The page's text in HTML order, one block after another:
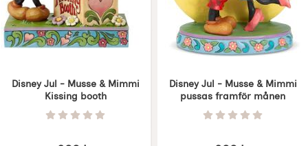
Disney Jul - Musse & Mimmi
Kissing booth
Art. nr 7494 Betyg: 0 Stjärnor av 5
Disney Jul - Musse & Mimmi
pussas framför månen
Art. nr 7497 Betyg: 0 Stjärnor